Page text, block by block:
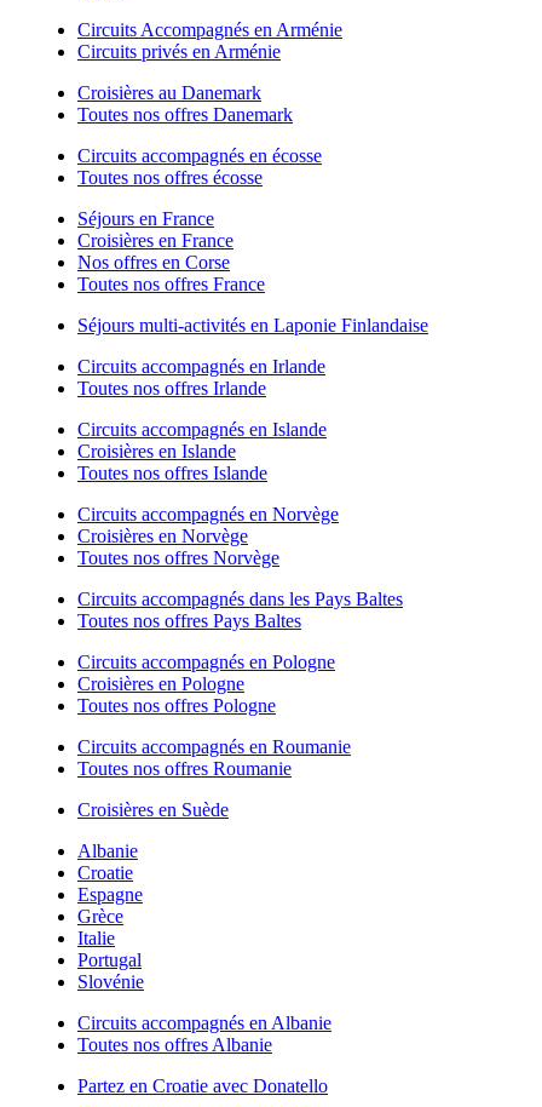
Circuits Accompagnés en Arménie
Circuits privés en Arménie
Croisières au Danemark
Toutes nos offres Danemark
Circuits accompagnés en écosse
Toutes nos offres écosse
Séjours en France
Croisières en France
Nos offres en Corse
Toutes nos offres France
Séjours multi-activités en Laponie Finlandaise
Circuits accompagnés en Irlande
Toutes nos offres Irlande
Circuits accompagnés en Islande
Croisières en Islande
Toutes nos offres Islande
Circuits accompagnés en Norvège
Croisières en Norvège
Toutes nos offres Norvège
Circuits accompagnés dans les Pays Baltes
Toutes nos offres Pays Baltes
Circuits accompagnés en Pologne
Croisières en Pologne
Toutes nos offres Pologne
Circuits accompagnés en Roumanie
Toutes nos offres Roumanie
Croisières en Suède
Albanie
Croatie
Espagne
Grèce
Italie
Portugal
Slovénie
Circuits accompagnés en Albanie
Toutes nos offres Albanie
Partez en Croatie avec Donatello